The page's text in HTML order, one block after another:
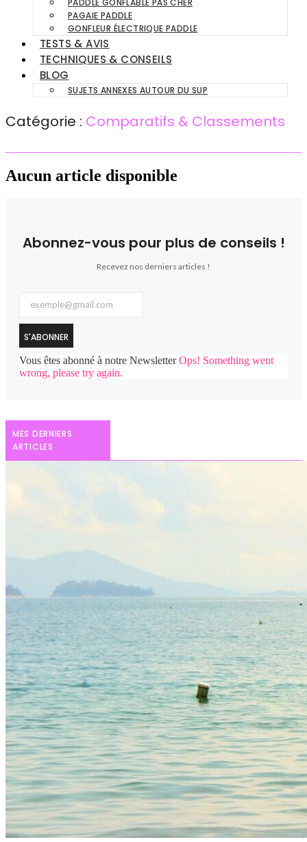
PADDLE GONFLABLE PAS CHER
PAGAIE PADDLE
GONFLEUR ÉLECTRIQUE PADDLE
TESTS & AVIS
TECHNIQUES & CONSEILS
BLOG
SUJETS ANNEXES AUTOUR DU SUP
Catégorie : Comparatifs & Classements
Aucun article disponible
Abonnez-vous pour plus de conseils !
Recevez nos derniers articles !
S'ABONNER
Vous êtes abonné à notre Newsletter Ops! Something went
wrong, please try again.
MES DERNIERS
ARTICLES